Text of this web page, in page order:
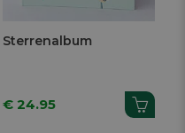
Sterrenalbum
€ 24.95